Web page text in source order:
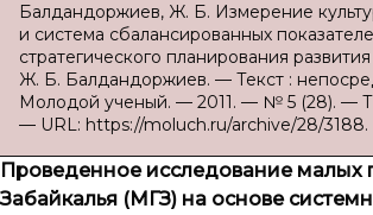
Балдандоржиев, Ж. Б. Измерение
и система сбалансированных
стратегического планирования
Ж. Б. Балдандоржиев. — Текст :
Молодой ученый. — 2011. — № 5 (28). — Т.
— URL: https://moluch.ru/archive/28/3188.
Проведенное исследование малых
Забайкалья (МГЗ) на основе